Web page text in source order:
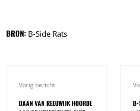
BRON: B-Side Rats
Vorig bericht
DAAN VAN REEUWIJK HOORDE
B-